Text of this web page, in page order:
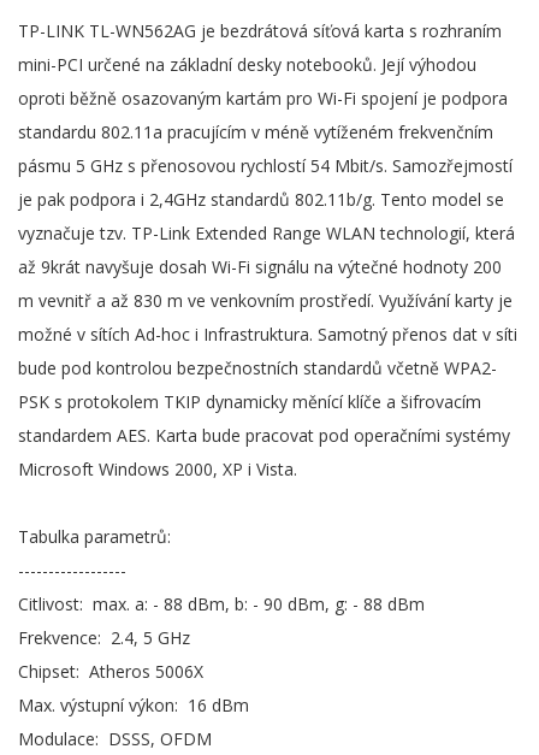
TP-LINK TL-WN562AG je bezdrátová síťová karta s rozhraním
mini-PCI určené na základní desky notebooků. Její výhodou
oproti běžně osazovaným kartám pro Wi-Fi spojení je podpora
standardu 802.11a pracujícím v méně vytíženém frekvenčním
pásmu 5 GHz s přenosovou rychlostí 54 Mbit/s. Samozřejmostí
je pak podpora i 2,4GHz standardů 802.11b/g. Tento model se
vyznačuje tzv. TP-Link Extended Range WLAN technologií, která
až 9krát navyšuje dosah Wi-Fi signálu na výtečné hodnoty 200
m vevnitř a až 830 m ve venkovním prostředí. Využívání karty je
možné v sítích Ad-hoc i Infrastruktura. Samotný přenos dat v síti
bude pod kontrolou bezpečnostních standardů včetně WPA2-
PSK s protokolem TKIP dynamicky měnící klíče a šifrovacím
standardem AES. Karta bude pracovat pod operačními systémy
Microsoft Windows 2000, XP i Vista.
Tabulka parametrů:
------------------
Citlivost: max. a: - 88 dBm, b: - 90 dBm, g: - 88 dBm
Frekvence: 2.4, 5 GHz
Chipset: Atheros 5006X
Max. výstupní výkon: 16 dBm
Modulace: DSSS, OFDM